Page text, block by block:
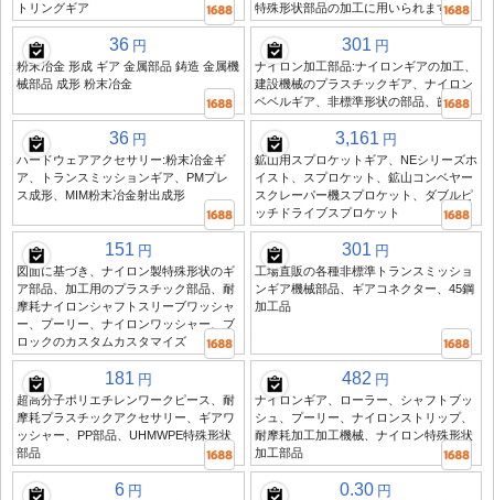
トリングギア
特殊形状部品の加工に用いられます
36 円
粉末冶金 形成 ギア 金属部品 鋳造 金属機
械部品 成形 粉末冶金
301 円
ナイロン加工部品:ナイロンギアの加工、
建設機械のプラスチックギア、ナイロン
ベベルギア、非標準形状の部品、歯
36 円
ハードウェアアクセサリー:粉末冶金ギ
ア、トランスミッションギア、PMプレ
ス成形、MIM粉末冶金射出成形
3,161 円
鉱山用スプロケットギア、NEシリーズホ
イスト、スプロケット、鉱山コンベヤー
スクレーパー機スプロケット、ダブルピ
ッチドライブスプロケット
151 円
図面に基づき、ナイロン製特殊形状のギ
ア部品、加工用のプラスチック部品、耐
摩耗ナイロンシャフトスリーブワッシャ
ー、プーリー、ナイロンワッシャー、ブ
ロックのカスタムカスタマイズ
301 円
工場直販の各種非標準トランスミッショ
ンギア機械部品、ギアコネクター、45鋼
加工品
181 円
超高分子ポリエチレンワークピース、耐
摩耗プラスチックアクセサリー、ギアワ
ッシャー、PP部品、UHMWPE特殊形状
部品
482 円
ナイロンギア、ローラー、シャフトブッ
シュ、プーリー、ナイロンストリップ、
耐摩耗加工加工機械、ナイロン特殊形状
加工部品
6 円 0.30 円